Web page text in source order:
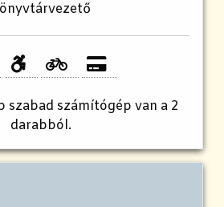
szabad számítógép van a 2
darabból.